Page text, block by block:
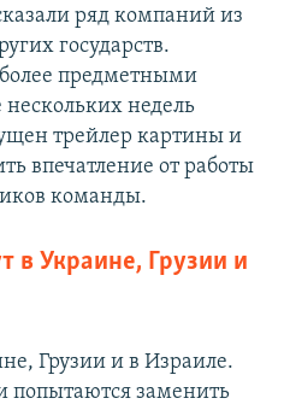
ряд компаний из
государств.
более предметными
нескольких недель
трейлер картины и
впечатление от работы
команды.
в Украине, Грузии и
Грузии и в Израиле.
попытаются заменить